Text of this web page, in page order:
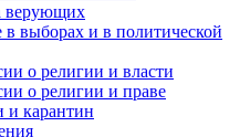
верующих
в выборах и в политической
о религии и власти
о религии и праве
и карантин